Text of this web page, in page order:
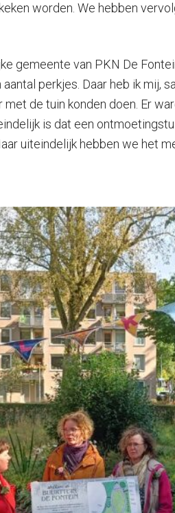
worden. We hebben
gemeente van PKN De
perkjes. Daar heb ik mij,
de tuin konden doen. Er
is dat een
uiteindelijk hebben we het